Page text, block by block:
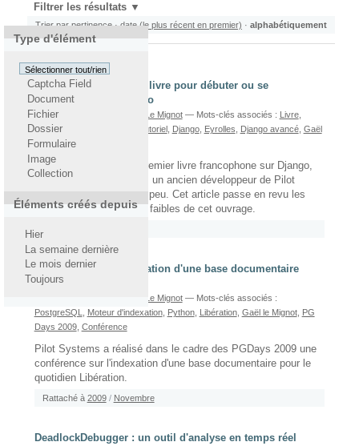
Filtrer les résultats
Type d'élément
Sélectionner tout/rien
Captcha Field
Document
Fichier
Dossier
Formulaire
Image
Collection
Éléments créés depuis
Hier
La semaine dernière
Le mois dernier
Toujours
Trier par pertinence · date (le plus récent en premier) · alphabétiquement
« Django Avancé », un livre pour débuter ou se
perfectionner en Django
écrit le 27/08/2013 Gaël Le Mignot — Mots-clés associés : Livre,
Ouvrage
Tutoriel, Django, Eyrolles Django avancé, Gaël
le Mignot
« Django Avancé », le premier livre francophone sur Django,
écrit par Yohann Gabory, un ancien développeur de Pilot
Systems, est sorti il y a peu. Cet article passe en revu les
points forts et les points faibles de cet ouvrage.
Conférence sur l'indexation d'une base documentaire
pour Libération
Gaël Le Mignot — Mots-clés associés :
PostgreSQL
Moteur d'indexation, Python, Libération, Gaël le Mignot, PG
Days 2009, Conférence
Pilot Systems a réalisé dans le cadre des PGDays 2009 une
conférence sur l'indexation d'une base documentaire pour le
quotidien Libération.
Rattaché à 2009 / Novembre
DeadlockDebugger : un outil d'analyse en temps réel